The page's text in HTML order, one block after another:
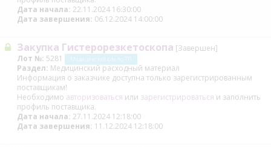
Дата начала: 22.11.2024 16:30:00
Дата завершения: 06.12.2024 14:00:00
Закупка Гистерорезкетоскопа [Завершен]
Лот №: 5281 Медицинский р/м по ТП
Раздел: Медицинский расходный материал
Информация о заказчике доступна только зарегистрированным
поставщикам!
Необходимо авторизоваться или зарегистрироваться и заполнить
профиль поставщика.
Дата начала: 27.11.2024 12:18:00
Дата завершения: 11.12.2024 12:18:00